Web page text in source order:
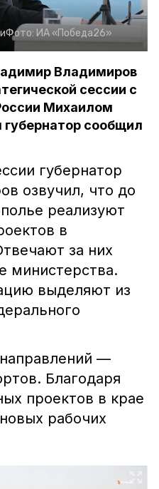
Фото: ИА «Победа26»
Владимиров
сессии с
Михаилом
сообщил
губернатор
озвучил, что до
реализуют
в
за них
министерства.
выделяют из
—
Благодаря
проектов в крае
рабочих